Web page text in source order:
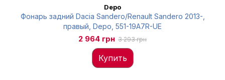
Depo
Фонарь задний Dacia Sandero/Renault Sandero 2013-,
правый, Depo, 551-19A7R-UE
2 964 грн 3 293 грн
Купить